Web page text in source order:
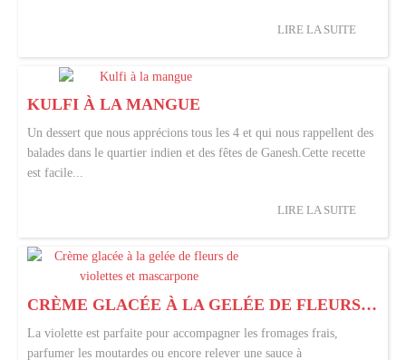
LIRE LA SUITE
KULFI À LA MANGUE
Un dessert que nous apprécions tous les 4 et qui nous rappellent des
balades dans le quartier indien et des fêtes de Ganesh.Cette recette
est facile...
LIRE LA SUITE
CRÈME GLACÉE À LA GELÉE DE FLEURS DE VIOLETTES ET MASCARPONE
La violette est parfaite pour accompagner les fromages frais,
parfumer les moutardes ou encore relever une sauce à